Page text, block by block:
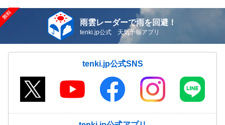
雨雲レーダーで雨を回避！
tenki.jp公式 天気予報アプリ
tenki.jp公式SNS